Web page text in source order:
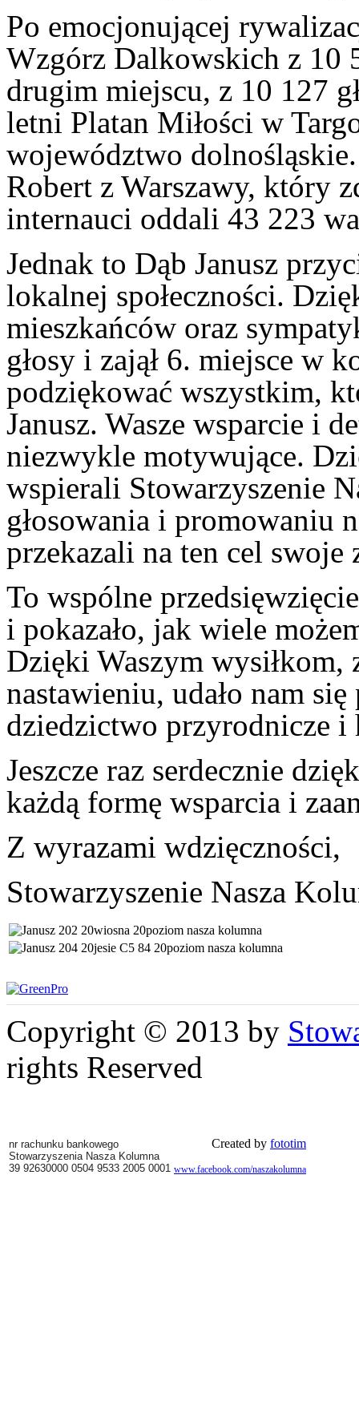
Po emocjonującej
Wzgórz Dalkowskich z 10
drugim miejscu, z 10 127
letni Platan Miłości w
województwo
Robert z Warszawy, który
internauci oddali 43 223
Jednak to Dąb Janusz
lokalnej społeczności.
mieszkańców oraz
głosy i zajął 6. miejsce w
podziękować wszystkim,
Janusz. Wasze wsparcie i
niezwykle motywujące.
wspierali Stowarzyszenie
głosowania i promowaniu
przekazali na ten cel swoje
To wspólne
i pokazało, jak wiele
Dzięki Waszym
nastawieniu, udało nam
dziedzictwo przyrodnicze i
Jeszcze raz serdecznie
każdą formę wsparcia i
Z wyrazami wdzięczności,
Stowarzyszenie Nasza
Copyright © 2013 by
rights Reserved
nr rachunku bankowego
Stowarzyszenia Nasza Kolumna
39 92630000 0504 9533 2005 0001
Created by fototim
www.facebook.com/naszakolumna